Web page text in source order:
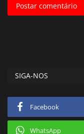
Postar comentário
SIGA-NOS
Facebook
WhatsApp